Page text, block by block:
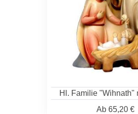
Hl. Familie "Wihnath"
Ab65,20 €